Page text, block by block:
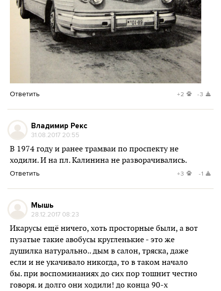
Ответить +2 -3
Владимир Рекс
31.08.2017 20:55
В 1974 году и ранее трамваи по проспекту не
ходили. И на пл. Калинина не разворачивались.
Ответить +3 -1
Мышь
28.12.2017 08:23
Икарусы ещё ничего, хоть просторные были, а вот
пузатые такие авобусы кругленькие - это же
душилка натурально.. дым в салон, тряска, даже
если и не укачивало никогда, то в таком начало
бы. при воспоминаниях до сих пор тошнит честно
говоря. и долго они ходили! до конца 90-х